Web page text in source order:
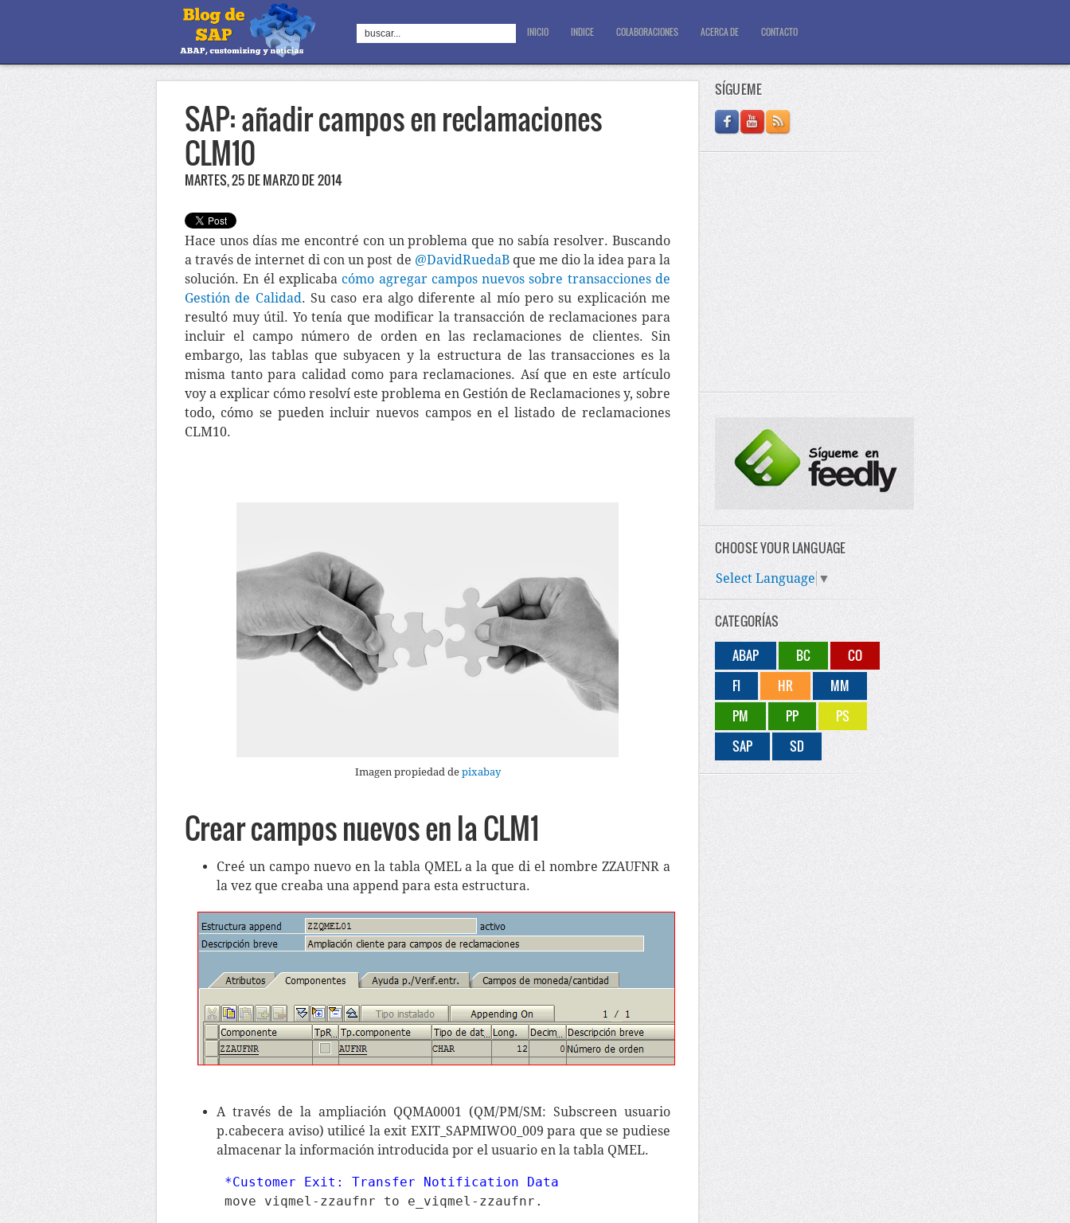
INICIO INDICE COLABORACIONES ACERCA DE CONTACTO
SAP: añadir campos en reclamaciones
CLM10
MARTES, 25 DE MARZO DE 2014
Hace unos días me encontré con un problema que no sabía resolver. Buscando
a través de internet di con un post de @DavidRuedaBque me dio la idea para la
solución. En él explicabacómo agregar campos nuevos sobre transacciones de
Gestión de Calidad. Su caso era algo diferente al mío pero su explicación me
resultó muy útil. Yo tenía que modificar la transacción de reclamaciones para
incluir el campo número de orden en las reclamaciones de clientes. Sin
embargo, las tablas que subyacen y la estructura de las transacciones es la
misma tanto para calidad como para reclamaciones. Así que en este artículo
voy a explicar cómo resolví este problema en Gestión de Reclamaciones y, sobre
todo, cómo se pueden incluir nuevos campos en el listado de reclamaciones
CLM10.
Imagen propiedad de pixabay
Crear campos nuevos en la CLM1
Creé un campo nuevo en la tabla QMEL a la que di el nombre ZZAUFNR a
la vez que creaba una append para esta estructura.
A través de la ampliación QQMA0001 (QM/PM/SM: Subscreen usuario
p.cabecera aviso) utilicé la exit EXIT_SAPMIWO0_009 para que se pudiese
almacenar la información introducida por el usuario en la tabla QMEL.
     *Customer Exit: Transfer Notification Data
     move viqmel-zzaufnr to e_viqmel-zzaufnr.
SÍGUEME
CHOOSE YOUR LANGUAGE
Select Language ▼
CATEGORÍAS
ABAP
BC
CO
FI
HR
MM
PM
PP
PS
SAP
SD